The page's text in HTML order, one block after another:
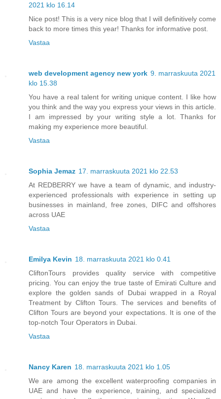
2021 klo 16.14
Nice post! This is a very nice blog that I will definitively come
back to more times this year! Thanks for informative post.
Vastaa
web development agency new york 9. marraskuuta 2021
klo 15.38
You have a real talent for writing unique content. I like how
you think and the way you express your views in this article.
I am impressed by your writing style a lot. Thanks for
making my experience more beautiful.
Vastaa
Sophia Jemaz 17. marraskuuta 2021 klo 22.53
At REDBERRY we have a team of dynamic, and industry-
experienced professionals with experience in setting up
businesses in mainland, free zones, DIFC and offshores
across UAE
Vastaa
Emilya Kevin 18. marraskuuta 2021 klo 0.41
CliftonTours provides quality service with competitive
pricing. You can enjoy the true taste of Emirati Culture and
explore the golden sands of Dubai wrapped in a Royal
Treatment by Clifton Tours. The services and benefits of
Clifton Tours are beyond your expectations. It is one of the
top-notch Tour Operators in Dubai.
Vastaa
Nancy Karen 18. marraskuuta 2021 klo 1.05
We are among the excellent waterproofing companies in
UAE and have the experience, training, and specialized